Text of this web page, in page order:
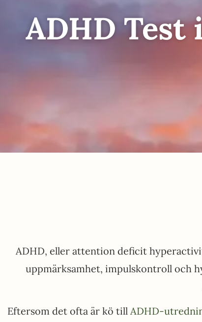
ADHD
ADHD, eller attention deficit
uppmärksamhet, impulskontroll och
Eftersom det ofta är kö till ADHD-